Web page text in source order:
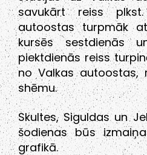
savukārt reiss
autoostas turpmāk
kursēs sestdienās
piektdienās reiss
no Valkas autoostas,
shēmu.
Skultes, Siguldas un
šodienas būs
grafikā.